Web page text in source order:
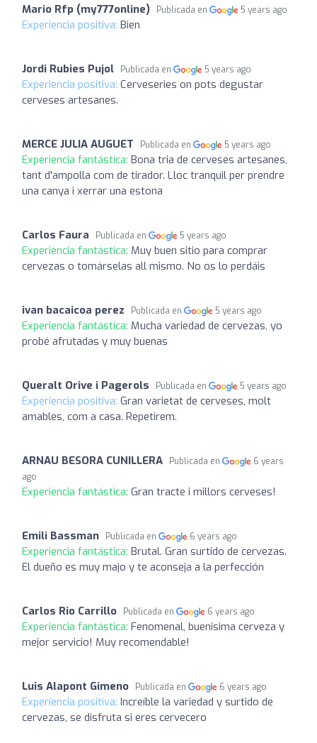
Mario Rfp (my777online) Publicada en 5 years ago
Experiencia positiva: Bien
Jordi Rubies Pujol Publicada en 5 years ago
Experiencia positiva: Cerveseries on pots degustar
cerveses artesanes.
MERCE JULIA AUGUET Publicada en 5 years ago
Experiencia fantástica: Bona tria de cerveses artesanes,
tant d'ampolla com de tirador. Lloc tranquil per prendre
una canya i xerrar una estona
Carlos Faura Publicada en 5 years ago
Experiencia fantástica: Muy buen sitio para comprar
cervezas o tomárselas all mismo. No os lo perdáis
ivan bacaicoa perez Publicada en 5 years ago
Experiencia fantástica: Mucha variedad de cervezas, yo
probé afrutadas y muy buenas
Queralt Orive i Pagerols Publicada en 5 years ago
Experiencia positiva: Gran varietat de cerveses, molt
amables, com a casa. Repetirem.
ARNAU BESORA CUNILLERA Publicada en
6 years
ago
Experiencia fantástica: Gran tracte i millors cerveses!
Emili Bassman Publicada en 6 years ago
Experiencia fantástica: Brutal. Gran surtido de cervezas.
El dueño es muy majo y te aconseja a la perfección
Carlos Rio Carrillo Publicada en 6 years ago
Experiencia fantástica: Fenomenal, buenisima cerveza y
mejor servicio! Muy recomendable!
Luis Alapont Gimeno Publicada en 6 years ago
Experiencia positiva: Increíble la variedad y surtido de
cervezas, se disfruta si eres cervecero